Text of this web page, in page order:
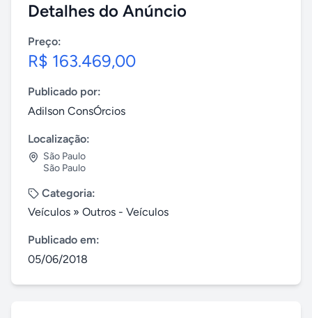
Detalhes do Anúncio
Preço:
R$ 163.469,00
Publicado por:
Adilson ConsÓrcios
Localização:
São Paulo
São Paulo
Categoria:
Veículos » Outros - Veículos
Publicado em:
05/06/2018